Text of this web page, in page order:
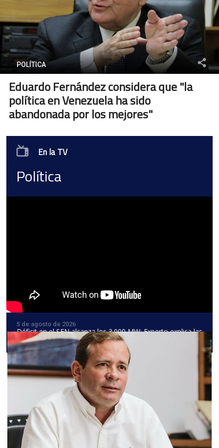
POLÍTICA
Eduardo Fernández considera que "la
política en Venezuela ha sido
abandonada por los mejores"
En la TV
Política
5 de agosto de 2026
Déficit en el SEN alcanza los 3.000 MW: Experto explica las
razones del estancamiento eléctrico